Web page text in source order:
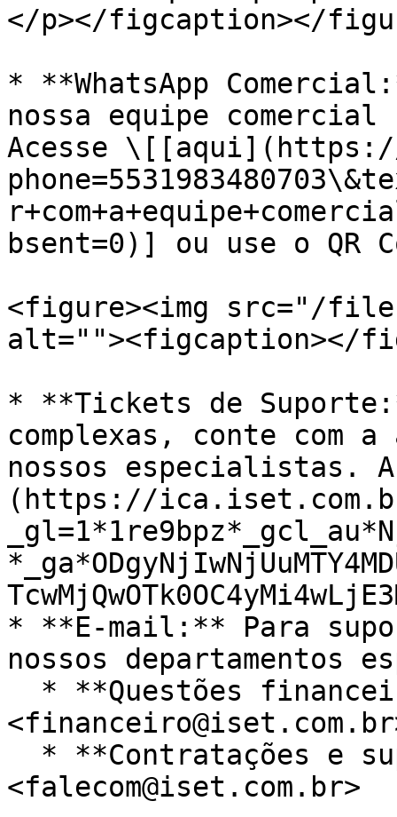
</p></figcaption></
* **WhatsApp
nossa equipe
Acesse \[[aqui](https://
bsent=0)] ou use o QR
<figure><img src="/files/
alt=""><figcaption></
* **Tickets de
complexas, conte com
nossos especialistas.
(https://
* **E-mail:** Para
nossos departamentos
<falecom@iset.com.br>